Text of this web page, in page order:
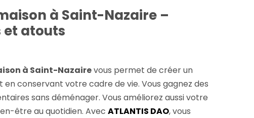
à Saint-Nazaire –
atouts
à Saint-Nazairevous permet de créer un
en conservant votre cadre de vie. Vous gagnez des
sans déménager. Vous améliorez aussi votre
être au quotidien. Avec ATLANTIS DAO, vous